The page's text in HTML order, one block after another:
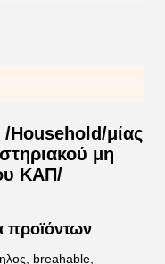
Household/μίας
μη
ΚΑΠ/
προϊόντων
breahable,